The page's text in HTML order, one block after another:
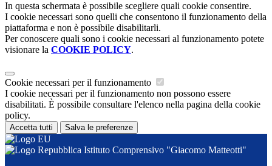
In questa schermata è possibile scegliere quali cookie consentire.
I cookie necessari sono quelli che consentono il funzionamento della
piattaforma e non è possibile disabilitarli.
Per conoscere quali sono i cookie necessari al funzionamento potete
visionare la COOKIE POLICY.
Cookie necessari per il funzionamento
I cookie necessari per il funzionamento non possono essere
disabilitati. È possibile consultare l'elenco nella pagina della cookie
policy.
Accetta tutti Salva le preferenze
Istituto Comprensivo "Giacomo Matteotti"